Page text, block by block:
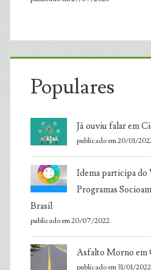
Populares
Já ouviu falar em
publicado em 20/01/
Idema participa do
Programas
Brasil
publicado em 20/07/2022
Asfalto Morno em
publicado em 31/01/2022